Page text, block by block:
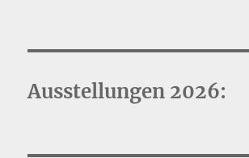
Ausstellungen 2026: